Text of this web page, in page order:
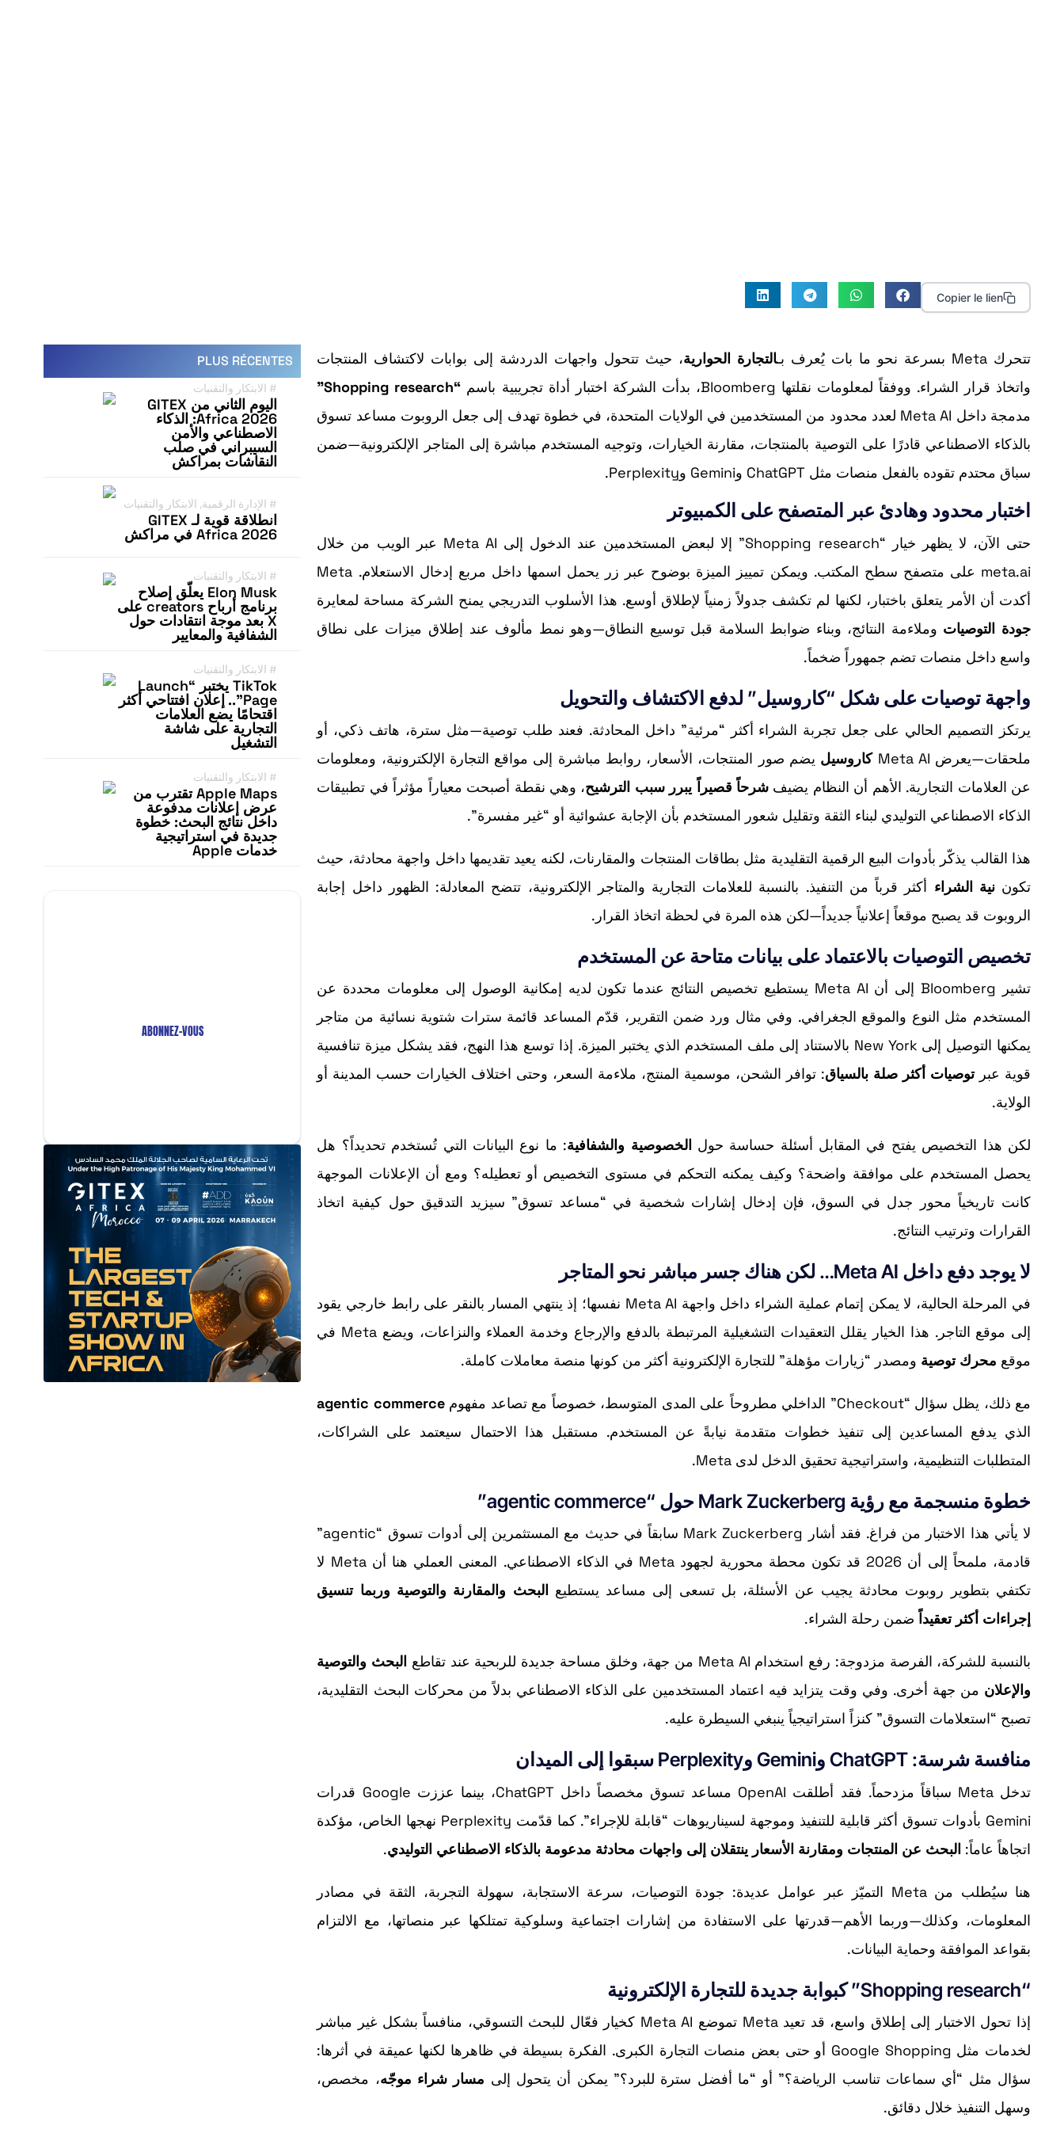
Copier le lien
تتحرك Meta بسرعة نحو ما بات يُعرف بـ التجارة الحوارية، حيث تتحول واجهات الدردشة إلى بوابات لاكتشاف المنتجات
واتخاذ قرار الشراء. ووفقاً لمعلومات نقلتها Bloomberg، بدأت الشركة اختبار أداة تجريبية باسم
“Shopping research”
مدمجة داخل Meta AI لعدد محدود من المستخدمين في الولايات المتحدة، في خطوة تهدف إلى جعل الروبوت مساعد تسوق
بالذكاء الاصطناعي قادرًا على التوصية بالمنتجات، مقارنة الخيارات، وتوجيه المستخدم مباشرة إلى المتاجر الإلكترونية—ضمن
سباق محتدم تقوده بالفعل منصات مثل ChatGPT وGemini وPerplexity.
اختبار محدود وهادئ عبر المتصفح على الكمبيوتر
حتى الآن، لا يظهر خيار “Shopping research” إلا لبعض المستخدمين عند الدخول إلى Meta AI عبر الويب من خلال
meta.ai على متصفح سطح المكتب. ويمكن تمييز الميزة بوضوح عبر زر يحمل اسمها داخل مربع إدخال الاستعلام. Meta
أكدت أن الأمر يتعلق باختبار، لكنها لم تكشف جدولاً زمنياً لإطلاق أوسع. هذا الأسلوب التدريجي يمنح الشركة مساحة لمعايرة
جودة التوصيات وملاءمة النتائج، وبناء ضوابط السلامة قبل توسيع النطاق—وهو نمط مألوف عند إطلاق ميزات على نطاق
واسع داخل منصات تضم جمهوراً ضخماً.
واجهة توصيات على شكل “كاروسيل” لدفع الاكتشاف والتحويل
يرتكز التصميم الحالي على جعل تجربة الشراء أكثر “مرئية” داخل المحادثة. فعند طلب توصية—مثل سترة، هاتف ذكي، أو
ملحقات—يعرض Meta AI
كاروسيل يضم صور المنتجات، الأسعار، روابط مباشرة إلى مواقع التجارة الإلكترونية، ومعلومات
عن العلامات التجارية. الأهم أن النظام يضيف شرحاً قصيراً يبرر سبب الترشيح، وهي نقطة أصبحت معياراً مؤثراً في تطبيقات
الذكاء الاصطناعي التوليدي لبناء الثقة وتقليل شعور المستخدم بأن الإجابة عشوائية أو “غير مفسرة”.
هذا القالب يذكّر بأدوات البيع الرقمية التقليدية مثل بطاقات المنتجات والمقارنات، لكنه يعيد تقديمها داخل واجهة محادثة، حيث
تكوننية الشراء أكثر قرباً من التنفيذ. بالنسبة للعلامات التجارية والمتاجر الإلكترونية، تتضح المعادلة: الظهور داخل إجابة
الروبوت قد يصبح موقعاً إعلانياً جديداً—لكن هذه المرة في لحظة اتخاذ القرار.
تخصيص التوصيات بالاعتماد على بيانات متاحة عن المستخدم
تشير Bloomberg إلى أن Meta AI يستطيع تخصيص النتائج عندما تكون لديه إمكانية الوصول إلى معلومات محددة عن
المستخدم مثل النوع والموقع الجغرافي. وفي مثال ورد ضمن التقرير، قدّم المساعد قائمة سترات شتوية نسائية من متاجر
يمكنها التوصيل إلى New York بالاستناد إلى ملف المستخدم الذي يختبر الميزة. إذا توسع هذا النهج، فقد يشكل ميزة تنافسية
قوية عبرتوصيات أكثر صلة بالسياق: توافر الشحن، موسمية المنتج، ملاءمة السعر، وحتى اختلاف الخيارات حسب المدينة أو
الولاية.
لكن هذا التخصيص يفتح في المقابل أسئلة حساسة حول الخصوصية والشفافية: ما نوع البيانات التي تُستخدم تحديداً؟ هل
يحصل المستخدم على موافقة واضحة؟ وكيف يمكنه التحكم في مستوى التخصيص أو تعطيله؟ ومع أن الإعلانات الموجهة
كانت تاريخياً محور جدل في السوق، فإن إدخال إشارات شخصية في “مساعد تسوق” سيزيد التدقيق حول كيفية اتخاذ
القرارات وترتيب النتائج.
لا يوجد دفع داخل Meta AI… لكن هناك جسر مباشر نحو المتاجر
في المرحلة الحالية، لا يمكن إتمام عملية الشراء داخل واجهة Meta AI نفسها؛ إذ ينتهي المسار بالنقر على رابط خارجي يقود
إلى موقع التاجر. هذا الخيار يقلل التعقيدات التشغيلية المرتبطة بالدفع والإرجاع وخدمة العملاء والنزاعات، ويضع Meta في
موقع محرك توصية ومصدر “زيارات مؤهلة” للتجارة الإلكترونية أكثر من كونها منصة معاملات كاملة.
مع ذلك، يظل سؤال “Checkout” الداخلي مطروحاً على المدى المتوسط، خصوصاً مع تصاعد مفهوم
agentic commerce
الذي يدفع المساعدين إلى تنفيذ خطوات متقدمة نيابةً عن المستخدم. مستقبل هذا الاحتمال سيعتمد على الشراكات،
المتطلبات التنظيمية، واستراتيجية تحقيق الدخل لدى Meta.
خطوة منسجمة مع رؤية Mark Zuckerberg حول “agentic commerce”
لا يأتي هذا الاختبار من فراغ. فقد أشار Mark Zuckerberg سابقاً في حديث مع المستثمرين إلى أدوات تسوق “agentic”
قادمة، ملمحاً إلى أن 2026 قد تكون محطة محورية لجهود Meta في الذكاء الاصطناعي. المعنى العملي هنا أن Meta لا
تكتفي بتطوير روبوت محادثة يجيب عن الأسئلة، بل تسعى إلى مساعد يستطيع البحث والمقارنة والتوصية وربما تنسيق
إجراءات أكثر تعقيداً ضمن رحلة الشراء.
بالنسبة للشركة، الفرصة مزدوجة: رفع استخدام Meta AI من جهة، وخلق مساحة جديدة للربحية عند تقاطع
البحث والتوصية
والإعلان من جهة أخرى. وفي وقت يتزايد فيه اعتماد المستخدمين على الذكاء الاصطناعي بدلاً من محركات البحث التقليدية،
تصبح “استعلامات التسوق” كنزاً استراتيجياً ينبغي السيطرة عليه.
منافسة شرسة: ChatGPT وGemini وPerplexity سبقوا إلى الميدان
تدخل Meta سباقاً مزدحماً. فقد أطلقت OpenAI مساعد تسوق مخصصاً داخل ChatGPT، بينما عززت Google قدرات
Gemini بأدوات تسوق أكثر قابلية للتنفيذ وموجهة لسيناريوهات “قابلة للإجراء”. كما قدّمت Perplexity نهجها الخاص، مؤكدة
اتجاهاً عاماً: البحث عن المنتجات ومقارنة الأسعار ينتقلان إلى واجهات محادثة مدعومة بالذكاء الاصطناعي التوليدي.
هنا سيُطلب من Meta التميّز عبر عوامل عديدة: جودة التوصيات، سرعة الاستجابة، سهولة التجربة، الثقة في مصادر
المعلومات، وكذلك—وربما الأهم—قدرتها على الاستفادة من إشارات اجتماعية وسلوكية تمتلكها عبر منصاتها، مع الالتزام
بقواعد الموافقة وحماية البيانات.
“Shopping research” كبوابة جديدة للتجارة الإلكترونية
إذا تحول الاختبار إلى إطلاق واسع، قد تعيد Meta تموضع Meta AI كخيار فعّال للبحث التسوقي، منافساً بشكل غير مباشر
لخدمات مثل Google Shopping أو حتى بعض منصات التجارة الكبرى. الفكرة بسيطة في ظاهرها لكنها عميقة في أثرها:
سؤال مثل “أي سماعات تناسب الرياضة؟” أو “ما أفضل سترة للبرد؟” يمكن أن يتحول إلى مسار شراء موجّه، مخصص،
وسهل التنفيذ خلال دقائق.
PLUS RÉCENTES
# الابتكار والتقنيات
اليوم الثاني من GITEX
Africa 2026: الذكاء
الاصطناعي والأمن
السيبراني في صلب
النقاشات بمراكش
# الإدارة الرقمية, الابتكار والتقنيات
انطلاقة قوية لـ GITEX
Africa 2026 في مراكش
# الابتكار والتقنيات
Elon Musk يعلّق إصلاح
برنامج أرباح creators على
X بعد موجة انتقادات حول
الشفافية والمعايير
# الابتكار والتقنيات
TikTok يختبر “Launch
Page”.. إعلان افتتاحي أكثر
اقتحامًا يضع العلامات
التجارية على شاشة
التشغيل
# الابتكار والتقنيات
Apple Maps تقترب من
عرض إعلانات مدفوعة
داخل نتائج البحث: خطوة
جديدة في استراتيجية
خدمات Apple
ABONNEZ-VOUS